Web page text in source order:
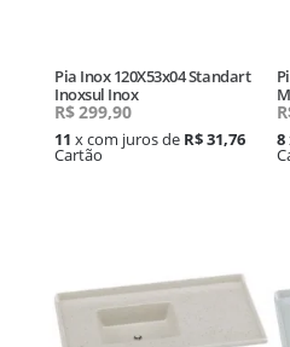
Pia Inox 120X53x04 Standart
Inoxsul Inox
R$299,90
11 x com juros de R$ 31,76
Cartão
8